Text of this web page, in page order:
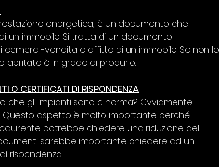
energetica, è un documento che
un immobile. Si tratta di un documento
-vendita o affitto di un immobile. Se non lo
abilitato è in grado di produrlo.
O CERTIFICATI DI RISPONDENZA
che gli impianti sono a norma? Ovviamente
Questo aspetto è molto importante perché
sarebbe importante chiedere ad un
rispondenza